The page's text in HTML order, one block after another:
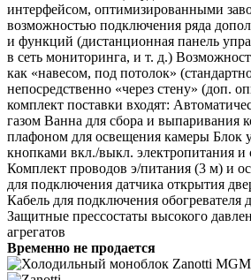
интерфейсом, оптимизированными
возможностью подключения ряда
и функций (дистанционная панель
в сеть мониторинга, и т. д.)
как «навесом, под потолок»
непосредственно «через стену» (доп.
комплект поставки входят:
газом Ванна для сбора и выпаривания
плафоном для освещения камеры Блок
кнопками вкл./выкл. электропитания и
Комплект проводов э/питания (3 м) и
для подключения датчика открытия
Кабель для подключения обогревателя
Защитные прессостаты высокого
агрегатов
Временно не продается